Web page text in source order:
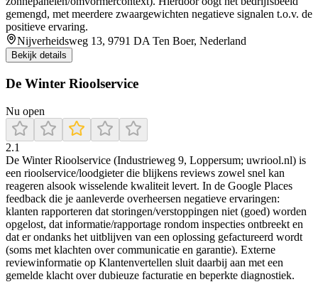
gemengd, met meerdere zwaargewichten negatieve signalen t.o.v. de
positieve ervaring.
Nijverheidsweg 13, 9791 DA Ten Boer, Nederland
Bekijk details
De Winter Rioolservice
Nu open
2.1
De Winter Rioolservice (Industrieweg 9, Loppersum; uwriool.nl) is
een rioolservice/loodgieter die blijkens reviews zowel snel kan
reageren alsook wisselende kwaliteit levert. In de Google Places
feedback die je aanleverde overheersen negatieve ervaringen:
klanten rapporteren dat storingen/verstoppingen niet (goed) worden
opgelost, dat informatie/rapportage rondom inspecties ontbreekt en
dat er ondanks het uitblijven van een oplossing gefactureerd wordt
(soms met klachten over communicatie en garantie). Externe
reviewinformatie op Klantenvertellen sluit daarbij aan met een
gemelde klacht over dubieuze facturatie en beperkte diagnostiek.